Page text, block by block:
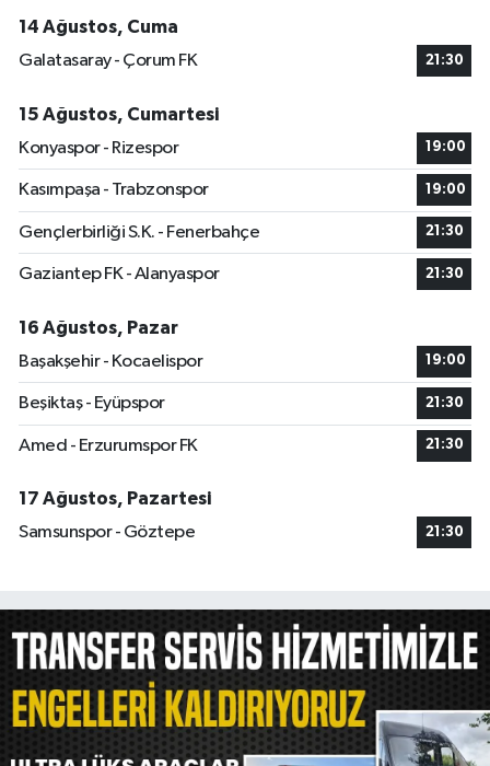
14 Ağustos, Cuma
Galatasaray - Çorum FK
21:30
15 Ağustos, Cumartesi
Konyaspor - Rizespor
19:00
Kasımpaşa - Trabzonspor 19:00
Gençlerbirliği S.K. - Fenerbahçe 21:30
Gaziantep FK - Alanyaspor 21:30
16 Ağustos, Pazar
Başakşehir - Kocaelispor
19:00
Beşiktaş - Eyüpspor 21:30
Amed - Erzurumspor FK 21:30
17 Ağustos, Pazartesi
Samsunspor - Göztepe
21:30